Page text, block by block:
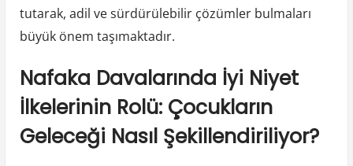
tutarak, adil ve sürdürülebilir çözümler bulmaları
büyük önem taşımaktadır.
Nafaka Davalarında İyi Niyet
İlkelerinin Rolü: Çocukların
Geleceği Nasıl Şekillendiriliyor?